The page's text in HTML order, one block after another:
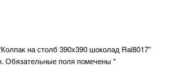
на столб 390х390 шоколад Ral8017”
Обязательные поля помечены *